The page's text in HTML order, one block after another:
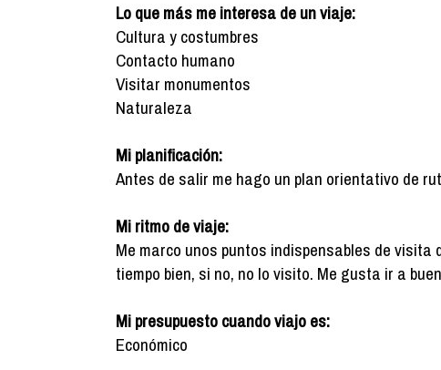
Lo que más me interesa de un viaje:
Cultura y costumbres
Contacto humano
Visitar monumentos
Naturaleza
Mi planificación:
Antes de salir me hago un plan orientativo de
Mi ritmo de viaje:
Me marco unos puntos indispensables de visita
tiempo bien, si no, no lo visito. Me gusta ir a
Mi presupuesto cuando viajo es:
Económico